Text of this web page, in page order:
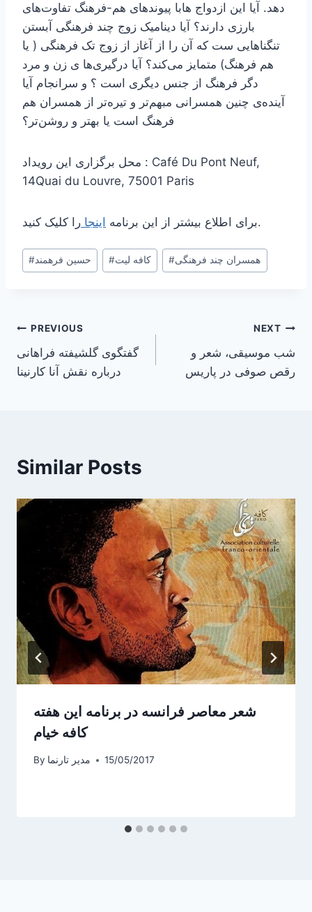
دهد. آیا این ازدواج ها‌با پیوندهای هم-فرهنگ تفاوت‌های
بارزی دارند؟ آیا دینامیک زوج چند فرهنگی آبستن
تنگناهایی ست که آن را از آغاز از زوج تک فرهنگی ( یا
هم فرهنگ) متمایز می‌کند؟ آیا درگیری‌ها ی زن و مرد
دگر فرهنگ از جنس دیگری است ؟ و سرانجام آیا
آینده‌ی چنین همسرانی مبهم‌تر و تیره‌تر از همسران هم
فرهنگ است یا بهتر و روشن‌تر؟
محل برگزاری این رویداد : Café Du Pont Neuf,
14Quai du Louvre, 75001 Paris
برای اطلاع بیشتر از این برنامه اینجا را کلیک کنید.
Post
Tags:
#حسین فرهمند #کافه لیت #همسران چند فرهنگی
Post
navigation
PREVIOUS
گفتگوی گلشیفته فراهانی
درباره نقش آنا کارنینا
NEXT
شب موسیقی، شعر و
رقص صوفی در پاریس
Similar Posts
شعر معاصر فرانسه در برنامه این هفته
کافه خیام
By مدیر تارنما 15/05/2017